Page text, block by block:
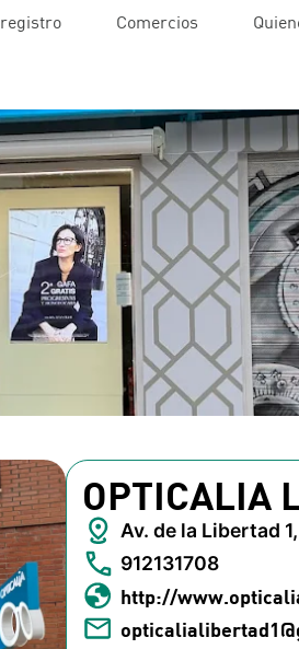
Comercios
OPTICALIA
Av. de la Libertad
912131708
http://